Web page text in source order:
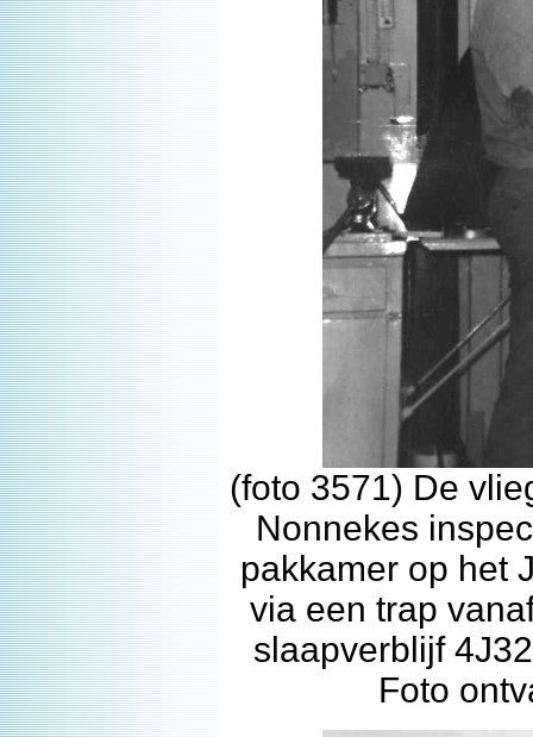
(foto 3571) De
Nonnekes
pakkamer op het
via een trap
slaapverblijf
Foto